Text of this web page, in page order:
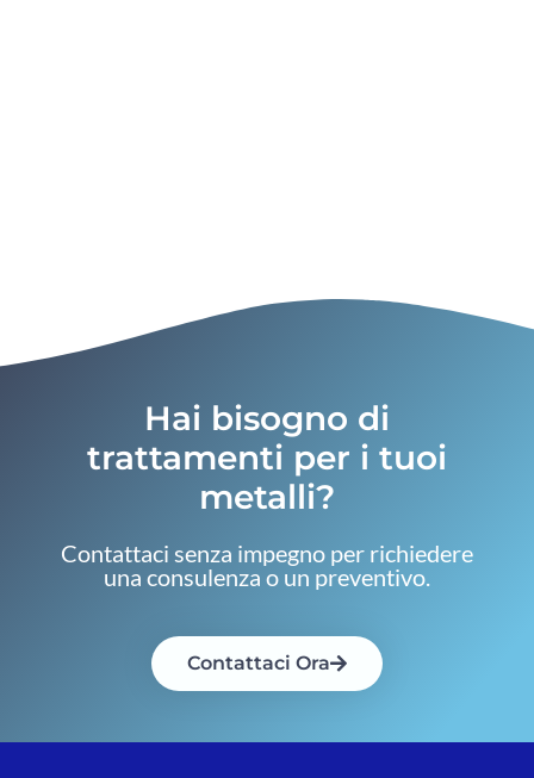
Hai bisogno di
trattamenti per i tuoi
metalli?
Contattaci senza impegno per richiedere
una consulenza o un preventivo.
Contattaci Ora